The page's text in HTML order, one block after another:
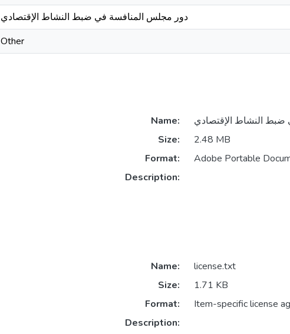
دور مجلس المنافسة في ضبط النشاط الإقتصادي
Other
Name:
Size:
2.48 MB
Format:
Adobe Portable
Description:
Name:
license.txt
Size:
1.71 KB
Format:
Item-specific license
Description: